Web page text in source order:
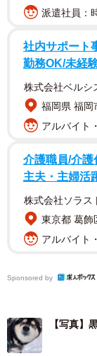
「ロワンチック」な
派遣社員：
社内サポート
勤務OK/未経
株式会社ベルシ
福岡県 福岡
アルバイト
介護職員/介護
主夫・主婦活
株式会社ソラス
東京都 葛飾
アルバイト
Sponsored by
【写真】